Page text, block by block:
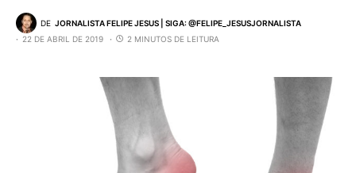
DE JORNALISTA FELIPE JESUS | SIGA: @FELIPE_JESUSJORNALISTA
22 DE ABRIL DE 2019
2 MINUTOS DE LEITURA